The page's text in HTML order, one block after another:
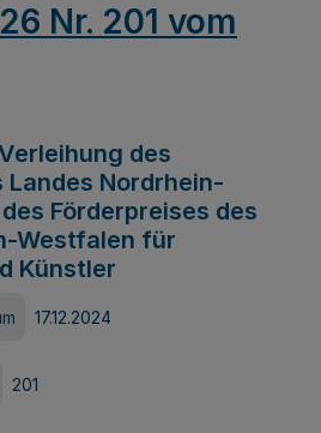
Nr. 201 vom
des
Nordrhein-
Förderpreises des
Westfalen für
Künstler
17.12.2024
201